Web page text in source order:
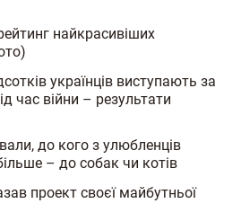
найкрасивіших
українців виступають за
час війни – результати
до кого з улюбленців
– до собак чи котів
проект своєї майбутньої